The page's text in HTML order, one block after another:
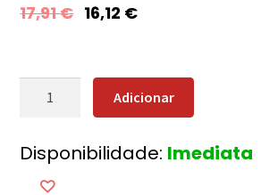
17,91€ 16,12 €
Quantidade
de
Fogo
Adicionar
Disponibilidade: Imediata